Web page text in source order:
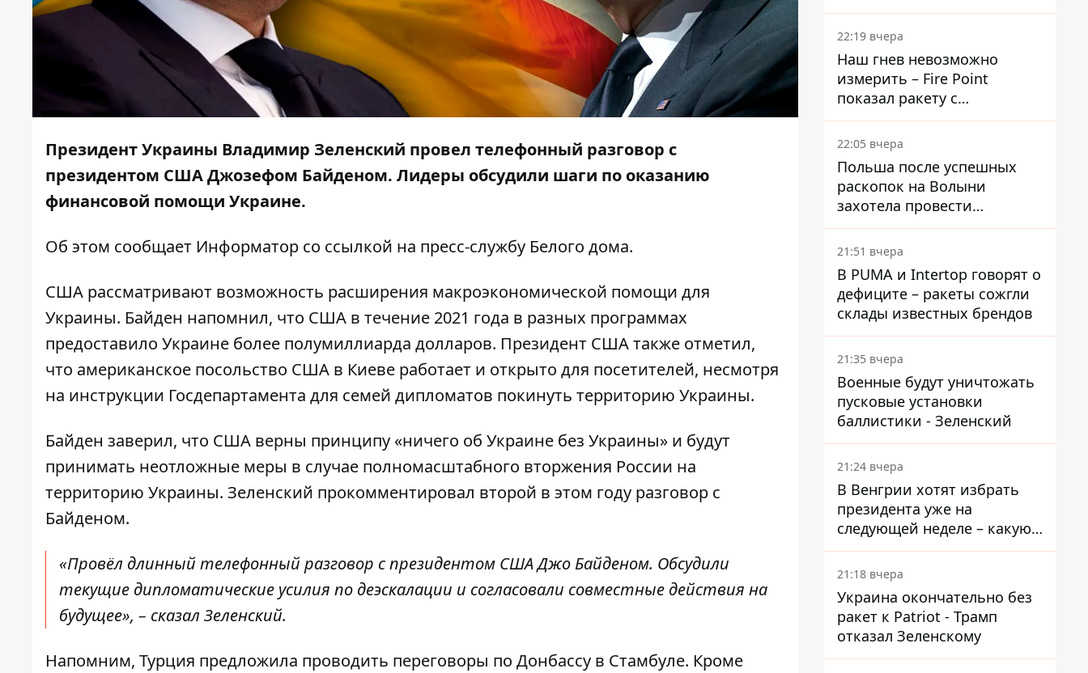
Президент Украины Владимир Зеленский провел телефонный разговор с
президентом США Джозефом Байденом. Лидеры обсудили шаги по оказанию
финансовой помощи Украине.
Об этом сообщает Информатор со ссылкой на пресс-службу Белого дома.
США рассматривают возможность расширения макроэкономической помощи для
Украины. Байден напомнил, что США в течение 2021 года в разных программах
предоставило Украине более полумиллиарда долларов. Президент США также отметил,
что американское посольство США в Киеве работает и открыто для посетителей, несмотря
на инструкции Госдепартамента для семей дипломатов покинуть территорию Украины.
Байден заверил, что США верны принципу «ничего об Украине без Украины» и будут
принимать неотложные меры в случае полномасштабного вторжения России на
территорию Украины. Зеленский прокомментировал второй в этом году разговор с
Байденом.
«Провёл длинный телефонный разговор с президентом США Джо Байденом. Обсудили
текущие дипломатические усилия по деэскалации и согласовали совместные действия на
будущее», – сказал Зеленский.
Напомним, Турция предложила проводить переговоры по Донбассу в Стамбуле. Кроме
раскрыли детали
22:19 вчера
Наш гнев невозможно
измерить – Fire Point
показал ракету с
загадочной отметкой 723
22:05 вчера
Польша после успешных
раскопок на Волыни
захотела провести
эксгумацию в новых местах
21:51 вчера
В PUMA и Intertop говорят о
дефиците – ракеты сожгли
склады известных брендов
21:35 вчера
Военные будут уничтожать
пусковые установки
баллистики - Зеленский
21:24 вчера
В Венгрии хотят избрать
президента уже на
следующей неделе – какую
дату предлагают
21:18 вчера
Украина окончательно без
ракет к Patriot - Трамп
отказал Зеленскому